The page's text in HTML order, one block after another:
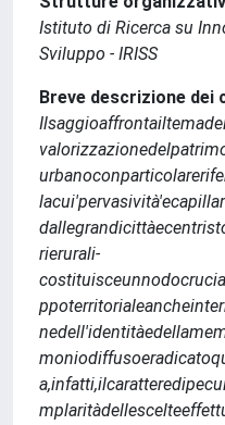
Istituto di Ricerca su
Sviluppo - IRISS
Breve descrizione
rierurali-